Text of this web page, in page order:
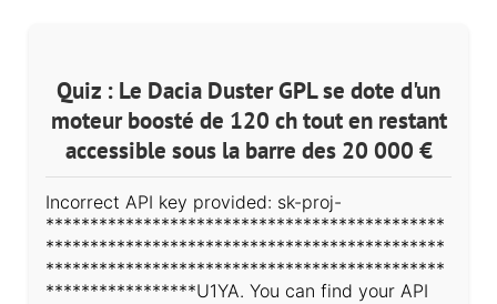
Quiz : Le Dacia Duster GPL se dote d'un
moteur boosté de 120 ch tout en restant
accessible sous la barre des 20 000 €
Incorrect API key provided: sk-proj-
*********************************************
*********************************************
*********************************************
*****************U1YA. You can find your API